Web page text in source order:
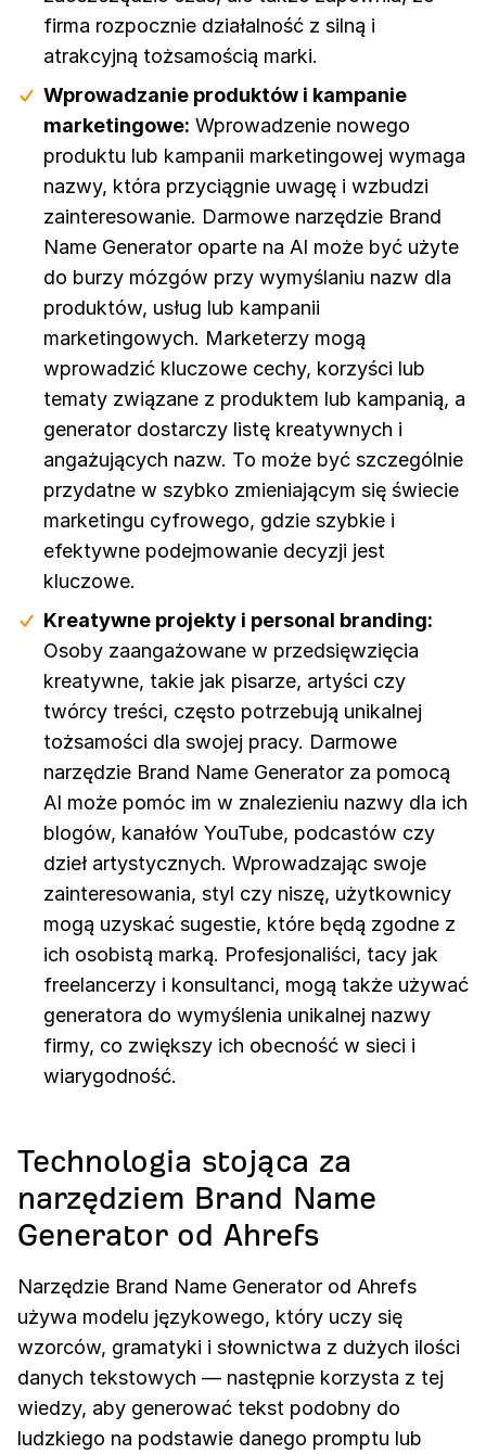
firma rozpocznie działalność z silną i
atrakcyjną tożsamością marki.
Wprowadzanie produktów i kampanie
marketingowe: Wprowadzenie nowego
produktu lub kampanii marketingowej wymaga
nazwy, która przyciągnie uwagę i wzbudzi
zainteresowanie. Darmowe narzędzie Brand
Name Generator oparte na AI może być użyte
do burzy mózgów przy wymyślaniu nazw dla
produktów, usług lub kampanii
marketingowych. Marketerzy mogą
wprowadzić kluczowe cechy, korzyści lub
tematy związane z produktem lub kampanią, a
generator dostarczy listę kreatywnych i
angażujących nazw. To może być szczególnie
przydatne w szybko zmieniającym się świecie
marketingu cyfrowego, gdzie szybkie i
efektywne podejmowanie decyzji jest
kluczowe.
Kreatywne projekty i personal branding:
Osoby zaangażowane w przedsięwzięcia
kreatywne, takie jak pisarze, artyści czy
twórcy treści, często potrzebują unikalnej
tożsamości dla swojej pracy. Darmowe
narzędzie Brand Name Generator za pomocą
AI może pomóc im w znalezieniu nazwy dla ich
blogów, kanałów YouTube, podcastów czy
dzieł artystycznych. Wprowadzając swoje
zainteresowania, styl czy niszę, użytkownicy
mogą uzyskać sugestie, które będą zgodne z
ich osobistą marką. Profesjonaliści, tacy jak
freelancerzy i konsultanci, mogą także używać
generatora do wymyślenia unikalnej nazwy
firmy, co zwiększy ich obecność w sieci i
wiarygodność.
Technologia stojąca za
narzędziem Brand Name
Generator od Ahrefs
Narzędzie Brand Name Generator od Ahrefs
używa modelu językowego, który uczy się
wzorców, gramatyki i słownictwa z dużych ilości
danych tekstowych — następnie korzysta z tej
wiedzy, aby generować tekst podobny do
ludzkiego na podstawie danego promptu lub